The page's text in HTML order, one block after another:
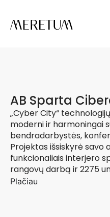
AB Sparta
„Cyber City“
moderni ir harmoningai
bendradarbystės,
Projektas išsiskyrė savo
funkcionaliais interjero
rangovų darbą ir 2275
Plačiau